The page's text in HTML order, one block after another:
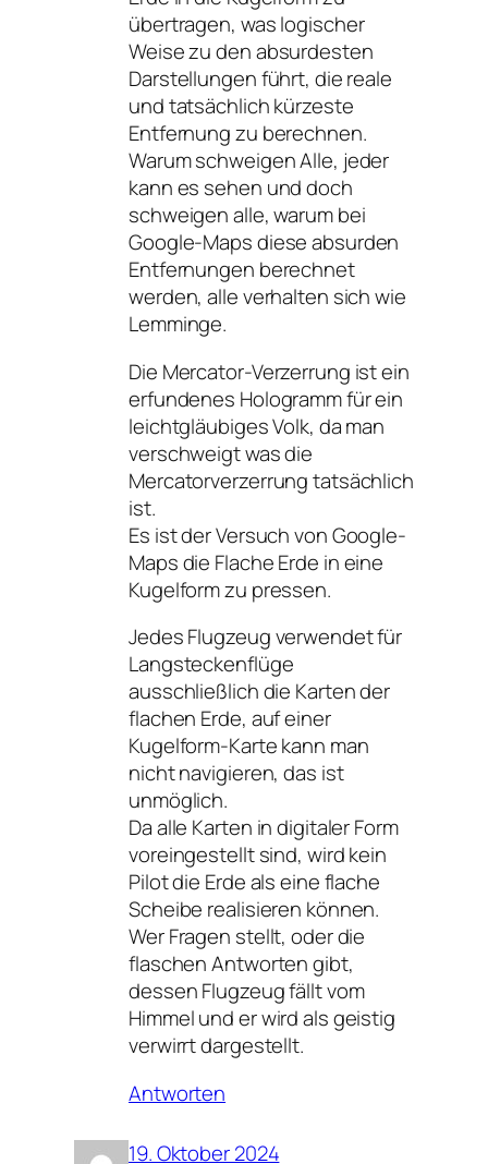
übertragen, was logischer
Weise zu den absurdesten
Darstellungen führt, die reale
und tatsächlich kürzeste
Entfernung zu berechnen.
Warum schweigen Alle, jeder
kann es sehen und doch
schweigen alle, warum bei
Google-Maps diese absurden
Entfernungen berechnet
werden, alle verhalten sich wie
Lemminge.
Die Mercator-Verzerrung ist ein
erfundenes Hologramm für ein
leichtgläubiges Volk, da man
verschweigt was die
Mercatorverzerrung tatsächlich
ist.
Es ist der Versuch von Google-
Maps die Flache Erde in eine
Kugelform zu pressen.
Jedes Flugzeug verwendet für
Langsteckenflüge
ausschließlich die Karten der
flachen Erde, auf einer
Kugelform-Karte kann man
nicht navigieren, das ist
unmöglich.
Da alle Karten in digitaler Form
voreingestellt sind, wird kein
Pilot die Erde als eine flache
Scheibe realisieren können.
Wer Fragen stellt, oder die
flaschen Antworten gibt,
dessen Flugzeug fällt vom
Himmel und er wird als geistig
verwirrt dargestellt.
Antworten
19. Oktober 2024